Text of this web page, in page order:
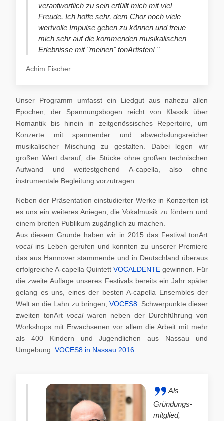
verantwortlich zu sein erfüllt mich mit viel
Freude. Ich hoffe sehr, dem Chor noch viele
wertvolle Impulse geben zu können und freue
mich sehr auf die kommenden musikalischen
Erlebnisse mit "meinen" tonArtisten! "
Achim Fischer
Unser Programm umfasst ein Liedgut aus nahezu allen
Epochen, der Spannungsbogen reicht von Klassik über
Romantik bis hinein in zeitgenössisches Repertoire, um
Konzerte mit spannender und abwechslungsreicher
musikalischer Mischung zu gestalten. Dabei legen wir
großen Wert darauf, die Stücke ohne großen technischen
Aufwand und weitestgehend A-capella, also ohne
instrumentale Begleitung vorzutragen.
Neben der Präsentation einstudierter Werke in Konzerten ist
es uns ein weiteres Aniegen, die Vokalmusik zu fördern und
einem breiten Publikum zugänglich zu machen.
Aus diesem Grunde haben wir in 2015 das Festival tonArt
vocal ins Leben gerufen und konnten zu unserer Premiere
das aus Hannover stammende und in Deutschland überaus
erfolgreiche A-capella Quintett VOCALDENTE gewinnen. Für
die zweite Auflage unseres Festivals bereits ein Jahr später
gelang es uns, eines der besten A-capella Ensembles der
Welt an die Lahn zu bringen, VOCES8. Schwerpunkte dieser
zweiten tonArt vocalwaren neben der Durchführung von
Workshops mit Erwachsenen vor allem die Arbeit mit mehr
als 400 Kindern und Jugendlichen aus Nassau und
Umgebung: VOCES8 in Nassau 2016
Als
Gründungs-
mitglied,